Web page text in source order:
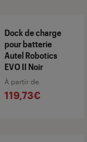
Dock de charge
pour batterie
Autel Robotics
EVO II Noir
À partir de
119,73€